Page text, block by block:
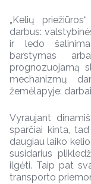
„Kelių
darbus:
ir ledo
barstymas
prognozuojamą
mechanizmų
žemėlapyje:
Vyraujant
sparčiai kinta,
daugiau laiko
susidarius
ilgėti. Taip pat
transporto